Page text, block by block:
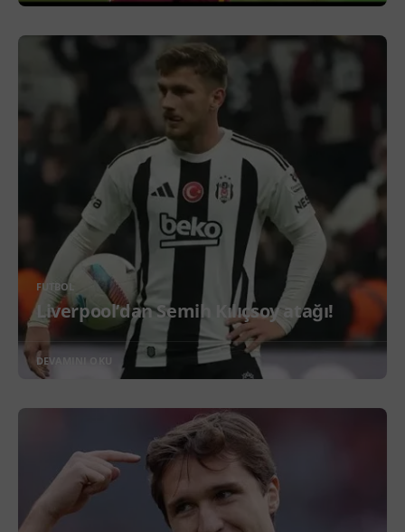
FUTBOL
Liverpool’dan Semih Kılıçsoy atağı!
DEVAMINI OKU